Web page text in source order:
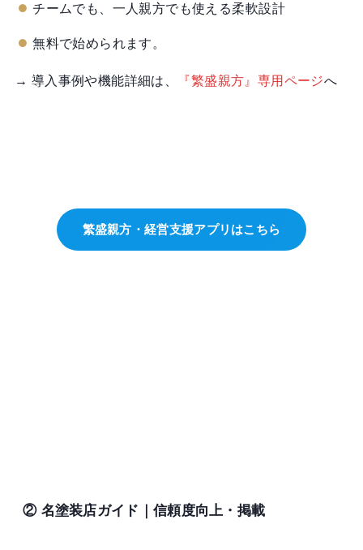
チームでも、一人親方でも使える柔軟設計
無料で始められます。
→ 導入事例や機能詳細は、 『繁盛親方』専用ページへ
繁盛親方・経営支援アプリはこちら
② 名塗装店ガイド｜信頼度向上・掲載